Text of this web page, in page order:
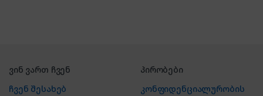
ვინ ვართ ჩვენ
ჩვენ შესახებ
პირობები
კონფიდენციალურობის